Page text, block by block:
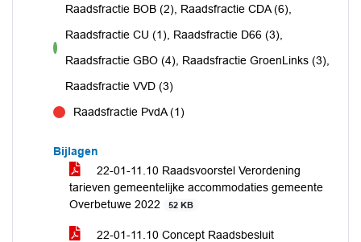
voor
Raadsfractie BOB (2), Raadsfractie CDA (6),
Raadsfractie CU (1), Raadsfractie D66 (3),
Raadsfractie GBO (4), Raadsfractie GroenLinks (3),
Raadsfractie VVD (3)
Raadsfractie PvdA (1)
Bijlagen
22-01-11.10 Raadsvoorstel Verordening
tarieven gemeentelijke accommodaties gemeente
Overbetuwe 2022
52 KB
22-01-11.10 Concept Raadsbesluit